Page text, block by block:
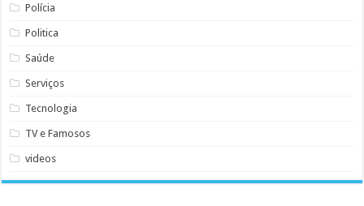
Polícia
Politica
Saúde
Serviços
Tecnologia
TV e Famosos
videos